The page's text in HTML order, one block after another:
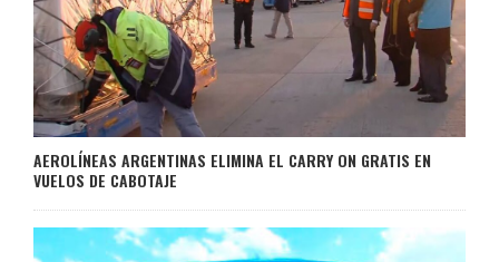
AEROLÍNEAS ARGENTINAS ELIMINA EL CARRY ON GRATIS EN
VUELOS DE CABOTAJE